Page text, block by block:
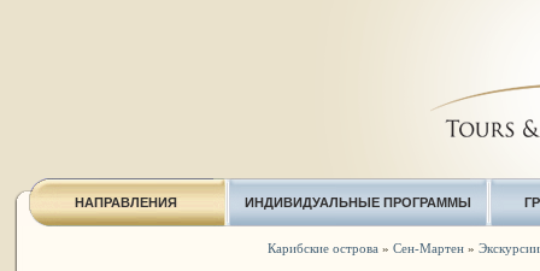
НАПРАВЛЕНИЯ ИНДИВИДУАЛЬНЫЕ ПРОГРАММЫ
Карибские острова » Сен-Мартен»